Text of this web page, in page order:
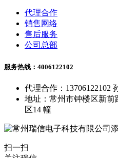
代理合作
销售网络
售后服务
公司总部
服务热线：4006122102
代理合作：13706122102
地址：常州市钟楼区新前
区14 幢
扫一扫